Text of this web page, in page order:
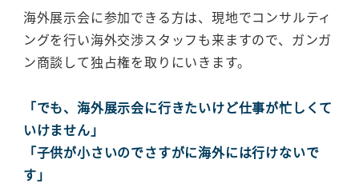
海外展示会に参加できる方は、現地でコンサルティ
ングを行い海外交渉スタッフも来ますので、ガンガ
ン商談して独占権を取りにいきます。
「でも、海外展示会に行きたいけど仕事が忙しくて
いけません」
「子供が小さいのでさすがに海外には行けないで
す」